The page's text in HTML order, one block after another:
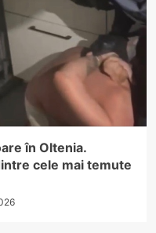
în Oltenia.
cele mai temute